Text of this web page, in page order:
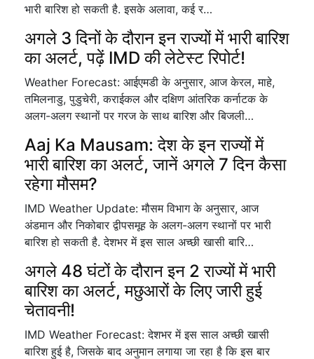
भारी बारिश हो सकती है. इसके अलावा, कई र…
अगले 3 दिनों के दौरान इन राज्यों में भारी बारिश
का अलर्ट, पढ़ें IMD की लेटेस्ट रिपोर्ट!
Weather Forecast: आईएमडी के अनुसार, आज केरल, माहे,
तमिलनाडु, पुडुचेरी, कराईकल और दक्षिण आंतरिक कर्नाटक के
अलग-अलग स्थानों पर गरज के साथ बारिश और बिजली…
Aaj Ka Mausam: देश के इन राज्यों में
भारी बारिश का अलर्ट, जानें अगले 7 दिन कैसा
रहेगा मौसम?
IMD Weather Update: मौसम विभाग के अनुसार, आज
अंडमान और निकोबार द्वीपसमूह के अलग-अलग स्थानों पर भारी
बारिश हो सकती है. देशभर में इस साल अच्छी खासी बारि…
अगले 48 घंटों के दौरान इन 2 राज्यों में भारी
बारिश का अलर्ट, मछुआरों के लिए जारी हुई
चेतावनी!
IMD Weather Forecast: देशभर में इस साल अच्छी खासी
बारिश हुई है, जिसके बाद अनुमान लगाया जा रहा है कि इस बार